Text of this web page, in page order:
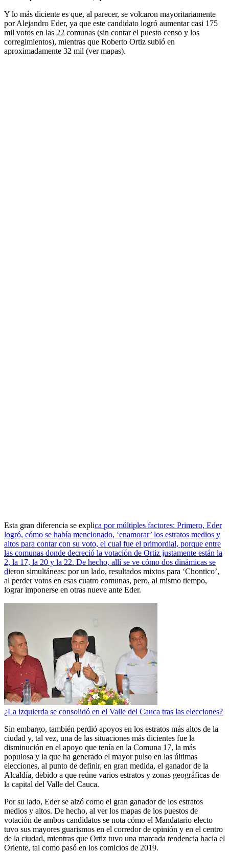
Y lo más diciente es que, al parecer, se volcaron mayoritariamente
por Alejandro Eder, ya que este candidato logró aumentar casi 175
mil votos en las 22 comunas (sin contar el puesto censo y los
corregimientos), mientras que Roberto Ortiz subió en
aproximadamente 32 mil (ver mapas).
Esta gran diferencia se explica por múltiples factores: Primero, Eder
logró, cómo se había mencionado, ‘enamorar’ los estratos medios y
altos para contar con su voto, el cual fue el primordial, porque entre
las comunas donde decreció la votación de Ortiz justamente están la
2, la 17, la 20 y la 22. De hecho, allí se ve cómo dos dinámicas se
dieron simultáneas: por un lado, resultados mixtos para ‘Chontico’,
al perder votos en esas cuatro comunas, pero, al mismo tiempo,
lograr imponerse en otras nueve ante Eder.
¿La izquierda se consolidó en el Valle del Cauca tras las elecciones?
Sin embargo, también perdió apoyos en los estratos más altos de la
ciudad y, tal vez, una de las situaciones más dicientes fue la
disminución en el apoyo que tenía en la Comuna 17, la más
populosa y la que ha generado el mayor pulso en las últimas
elecciones, al punto de definir, en gran medida, el ganador de la
Alcaldía, debido a que reúne varios estratos y zonas geográficas de
la capital del Valle del Cauca.
Por su lado, Eder se alzó como el gran ganador de los estratos
medios y altos. De hecho, al ver los mapas de los puestos de
votación de ambos candidatos se nota cómo el Mandatario electo
tuvo sus mayores guarismos en el corredor de opinión y en el centro
de la ciudad, mientras que Ortiz tuvo una marcada tendencia hacia el
Oriente, tal como pasó en los comicios de 2019.